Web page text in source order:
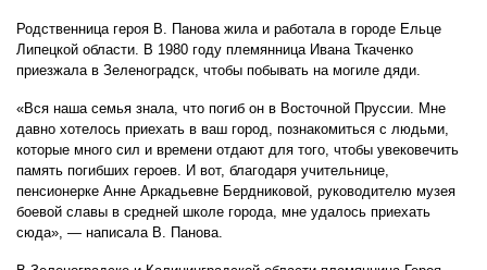
Родственница героя В. Панова жила и работала в городе Ельце
Липецкой области. В 1980 году племянница Ивана Ткаченко
приезжала в Зеленоградск, чтобы побывать на могиле дяди.
«Вся наша семья знала, что погиб он в Восточной Пруссии. Мне
давно хотелось приехать в ваш город, познакомиться с людьми,
которые много сил и времени отдают для того, чтобы увековечить
память погибших героев. И вот, благодаря учительнице,
пенсионерке Анне Аркадьевне Бердниковой, руководителю музея
боевой славы в средней школе города, мне удалось приехать
сюда», — написала В. Панова.